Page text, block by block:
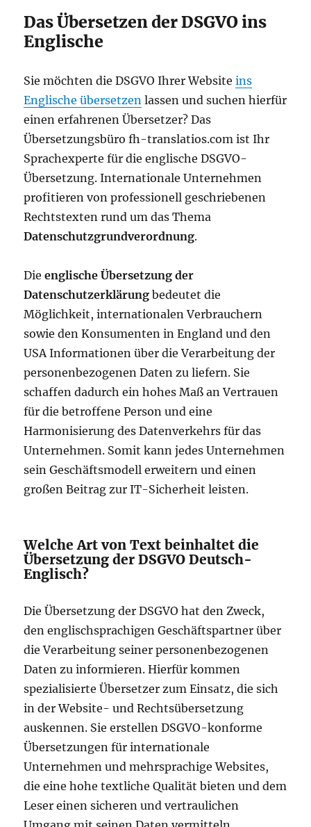
Das Übersetzen der DSGVO ins
Englische
Sie möchten die DSGVO Ihrer Websiteins
Englische übersetzen lassen und suchen hierfür
einen erfahrenen Übersetzer? Das
Übersetzungsbüro fh-translatios.com ist Ihr
Sprachexperte für die englische DSGVO-
Übersetzung. Internationale Unternehmen
profitieren von professionell geschriebenen
Rechtstexten rund um das Thema
Datenschutzgrundverordnung.
Dieenglische Übersetzung der
Datenschutzerklärung bedeutet die
Möglichkeit, internationalen Verbrauchern
sowie den Konsumenten in England und den
USA Informationen über die Verarbeitung der
personenbezogenen Daten zu liefern. Sie
schaffen dadurch ein hohes Maß an Vertrauen
für die betroffene Person und eine
Harmonisierung des Datenverkehrs für das
Unternehmen. Somit kann jedes Unternehmen
sein Geschäftsmodell erweitern und einen
großen Beitrag zur IT-Sicherheit leisten.
Welche Art von Text beinhaltet die
Übersetzung der DSGVO Deutsch-
Englisch?
Die Übersetzung der DSGVO hat den Zweck,
den englischsprachigen Geschäftspartner über
die Verarbeitung seiner personenbezogenen
Daten zu informieren. Hierfür kommen
spezialisierte Übersetzer zum Einsatz, die sich
in der Website- und Rechtsübersetzung
auskennen. Sie erstellen DSGVO-konforme
Übersetzungen für internationale
Unternehmen und mehrsprachige Websites,
die eine hohe textliche Qualität bieten und dem
Leser einen sicheren und vertraulichen